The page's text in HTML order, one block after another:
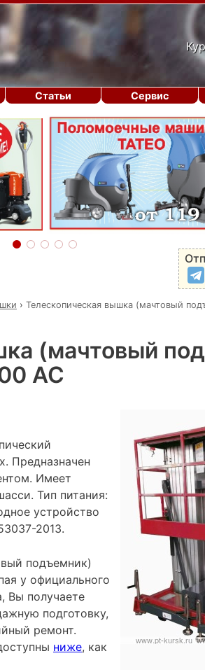
› Телескопическая вышка (мачтовый
(мачтовый
AC
Предназначен
Имеет
Тип питания:
устройство
2013.
подъемник)
у официального
Вы получаете
подготовку,
ремонт.
ниже, как
Статьи Сервис